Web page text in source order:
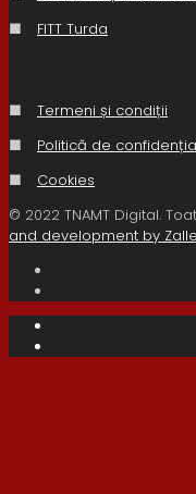
■
FITT Turda
■
Termeni și condiții
■
Politică de
■
Cookies
© 2022 TNAMT Digital.
and development by Zalle